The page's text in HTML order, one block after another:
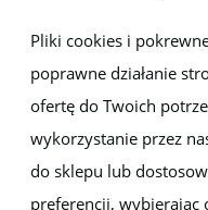
Zapisz się do
Pliki cookies i
poprawne działanie
ofertę do Twoich
wykorzystanie przez
do sklepu lub
preferencji, wybierając